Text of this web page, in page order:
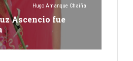
Hugo Amanque Chaiña
Ascencio fue